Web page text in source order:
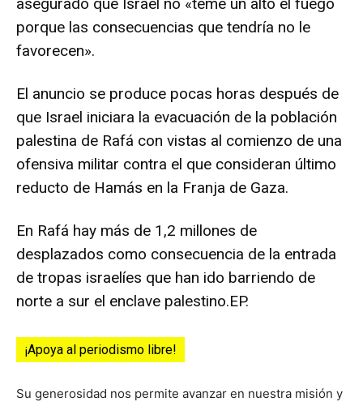
asegurado que Israel no «teme un alto el fuego
porque las consecuencias que tendría no le
favorecen».
El anuncio se produce pocas horas después de
que Israel iniciara la evacuación de la población
palestina de Rafá con vistas al comienzo de una
ofensiva militar contra el que consideran último
reducto de Hamás en la Franja de Gaza.
En Rafá hay más de 1,2 millones de
desplazados como consecuencia de la entrada
de tropas israelíes que han ido barriendo de
norte a sur el enclave palestino.EP.
¡Apoya al periodismo libre!
Su generosidad nos permite avanzar en nuestra misión y